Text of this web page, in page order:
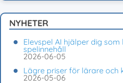
NYHETER
Elevspel AI hjälper dig
spelinnehåll
2026-06-05
Lägre priser för lärare och
2026-05-06